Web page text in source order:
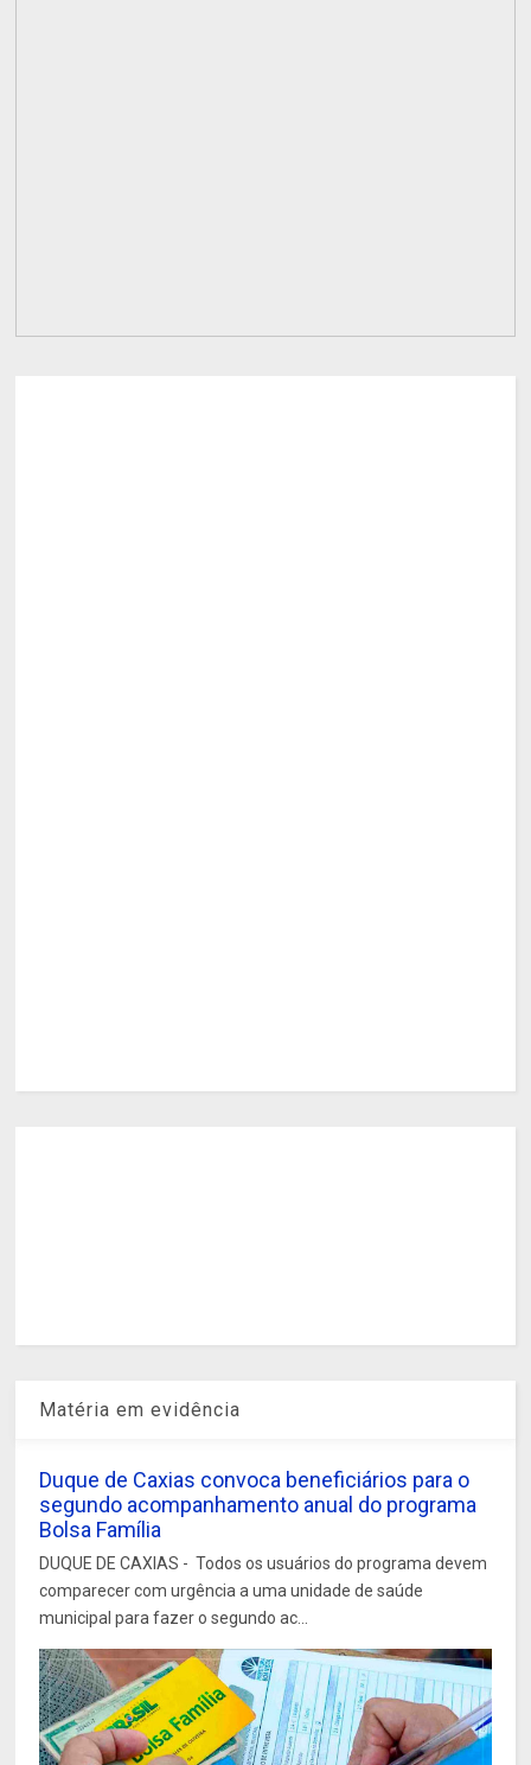
Matéria em evidência
Duque de Caxias convoca beneficiários para o
segundo acompanhamento anual do programa
Bolsa Família
DUQUE DE CAXIAS - Todos os usuários do programa devem
comparecer com urgência a uma unidade de saúde
municipal para fazer o segundo ac...